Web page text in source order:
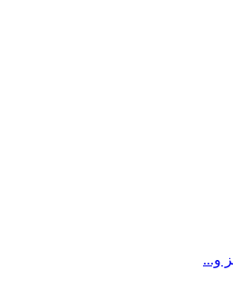
و...